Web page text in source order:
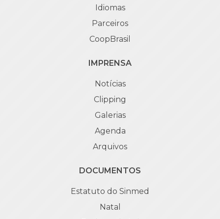
Idiomas
Parceiros
CoopBrasil
IMPRENSA
Notícias
Clipping
Galerias
Agenda
Arquivos
DOCUMENTOS
Estatuto do Sinmed
Natal